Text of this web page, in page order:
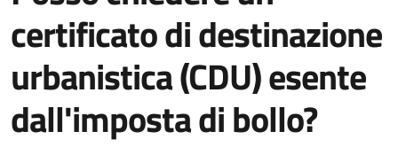
certificato di destinazione
urbanistica (CDU) esente
dall'imposta di bollo?